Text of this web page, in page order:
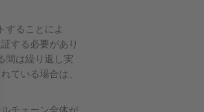
することによ
する必要があり
間は繰り返し実
ている場合は、